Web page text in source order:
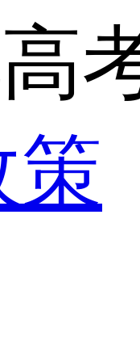
策